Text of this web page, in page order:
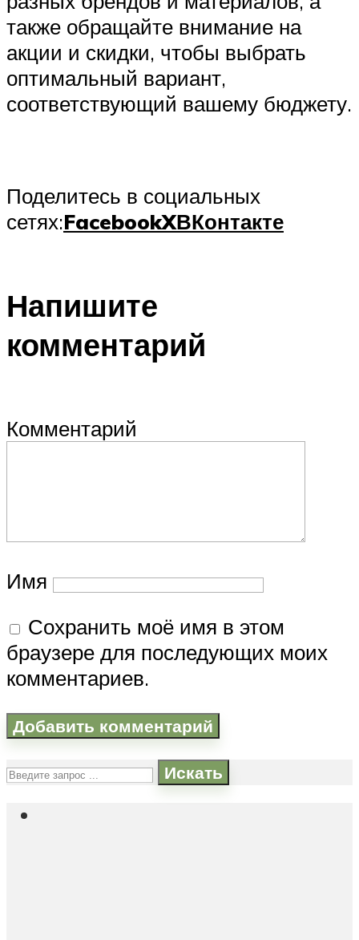
также обращайте внимание на
акции и скидки, чтобы выбрать
оптимальный вариант,
соответствующий вашему бюджету.
Поделитесь в социальных
сетях:FacebookXВКонтакте
Напишите
комментарий
Комментарий
Имя
Сохранить моё имя в этом
браузере для последующих моих
комментариев.
Искать